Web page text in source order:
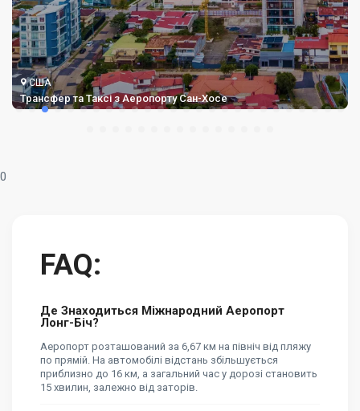
США
Трансфер та Таксі з Аеропорту Сан-Хосе
0
FAQ:
Де Знаходиться Міжнародний Аеропорт
Лонг-Біч?
Аеропорт розташований за 6,67 км на північ від пляжу
по прямій. На автомобілі відстань збільшується
приблизно до 16 км, а загальний час у дорозі становить
15 хвилин, залежно від заторів.